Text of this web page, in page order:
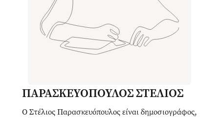
ΠΑΡΑΣΚΕΥΟΠΟΥΛΟΣ ΣΤΕΛΙΟΣ
Ο Στέλιος Παρασκευόπουλος είναι δημοσιογράφος,